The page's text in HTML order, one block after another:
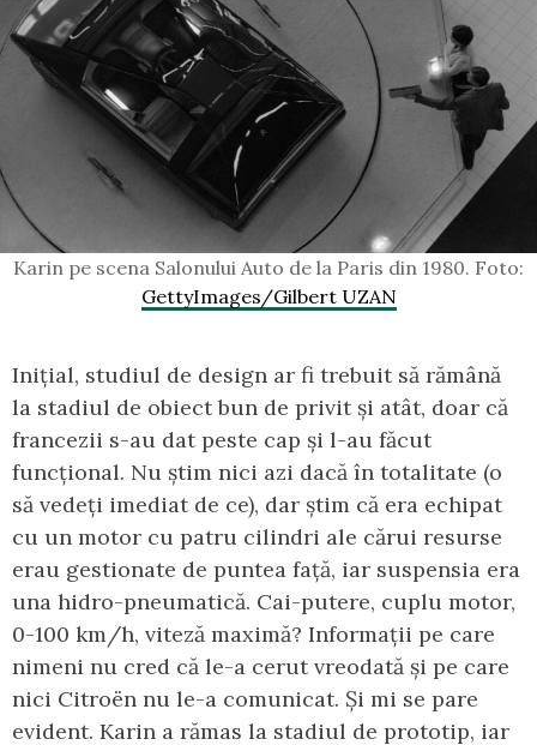
Karin pe scena Salonului Auto de la Paris din 1980. Foto:
GettyImages/Gilbert UZAN
Inițial, studiul de design ar fi trebuit să rămână
la stadiul de obiect bun de privit și atât, doar că
francezii s-au dat peste cap și l-au făcut
funcțional. Nu știm nici azi dacă în totalitate (o
să vedeți imediat de ce), dar știm că era echipat
cu un motor cu patru cilindri ale cărui resurse
erau gestionate de puntea față, iar suspensia era
una hidro-pneumatică. Cai-putere, cuplu motor,
0-100 km/h, viteză maximă? Informații pe care
nimeni nu cred că le-a cerut vreodată și pe care
nici Citroën nu le-a comunicat. Și mi se pare
evident. Karin a rămas la stadiul de prototip, iar